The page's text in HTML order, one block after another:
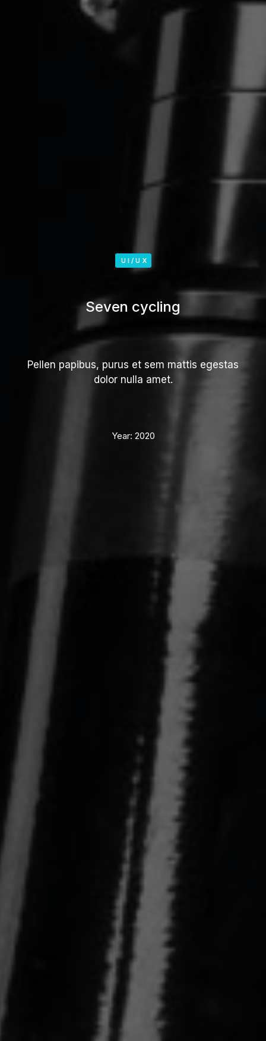
UI/UX
Seven cycling
Pellen papibus, purus et sem mattis egestas
dolor nulla amet.
Year: 2020